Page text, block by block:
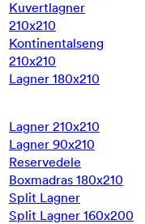
Kuvertlagner
210x210
Kontinentalseng
210x210
Lagner 180x210
Lagner 210x210
Lagner 90x210
Reservedele
Boxmadras 180x210
Split Lagner
Split Lagner 160x200